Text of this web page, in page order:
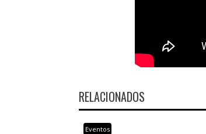
RELACIONADOS
Eventos